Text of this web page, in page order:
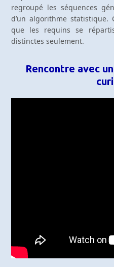
regroupé les séquences
d’un algorithme statistique.
que les requins se
distinctes seulement.
Rencontre avec